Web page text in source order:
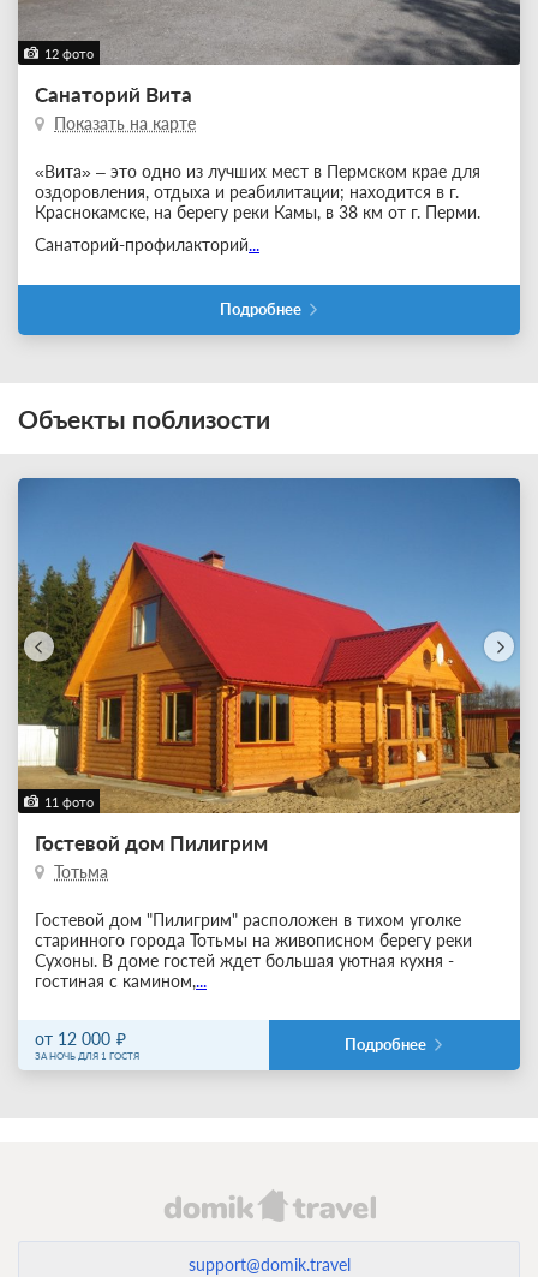
12 фото
Санаторий Вита
Показать на карте
«Вита» – это одно из лучших мест в Пермском крае для
оздоровления, отдыха и реабилитации; находится в г.
Краснокамске, на берегу реки Камы, в 38 км от г. Перми.
Санаторий-профилакторий...
Подробнее
Объекты поблизости
11 фото
Гостевой дом Пилигрим
Тотьма
Гостевой дом "Пилигрим" расположен в тихом уголке
старинного города Тотьмы на живописном берегу реки
Сухоны. В доме гостей ждет большая уютная кухня -
гостиная с камином,...
от 12 000
ЗА НОЧЬ ДЛЯ 1 ГОСТЯ
Подробнее
support@domik.travel